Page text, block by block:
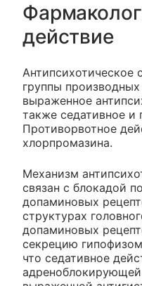
действие
Антипсихотическое
группы
выраженное
также седативное и
Противорвотное
хлорпромазина.
Механизм
связан с блокадой
допаминовых
структурах
допаминовых
секрецию
что седативное